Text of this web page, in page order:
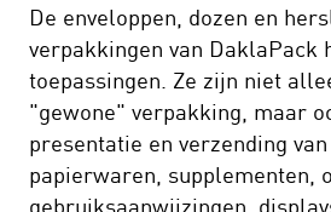
De enveloppen, dozen en
verpakkingen van DaklaPack
toepassingen. Ze zijn niet
"gewone" verpakking, maar
presentatie en verzending
papierwaren, supplementen,
gebruiksaanwijzingen,